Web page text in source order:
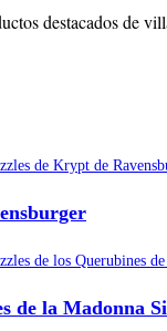
destacados de
de la Madonna